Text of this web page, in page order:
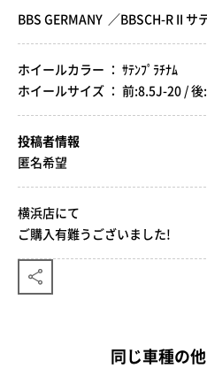
BBS GERMANY ／BBSCH-R II サ
ホイールカラー ： ｻﾃﾝﾌﾟﾗﾁﾅﾑ
ホイールサイズ ： 前:8.5J-20 /
投稿者情報
匿名希望
横浜店にて
ご購入有難うございました!
同じ車種の